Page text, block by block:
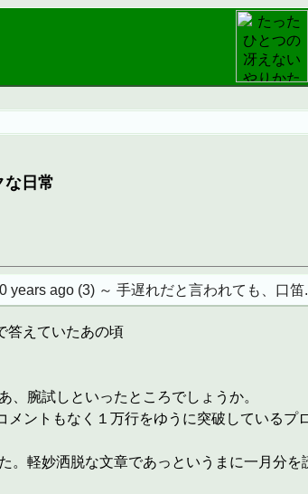
な日常
years ago (3) ～ 手遅れだと言われても、口笛
答えていたあの頃
、腕試しといったところでしょうか。
ントもなく１万行をゆうに突破している
。軽妙洒脱な文章であっというまに一月分